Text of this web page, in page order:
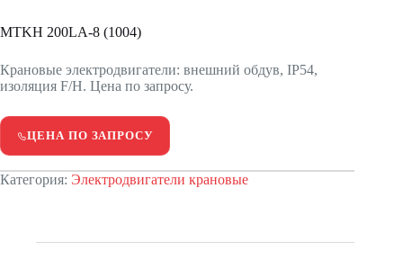
MTKH 200LА-8 (1004)
Крановые электродвигатели: внешний обдув, IP54,
изоляция F/H. Цена по запросу.
ЦЕНА ПО ЗАПРОСУ
Категория: Электродвигатели крановые